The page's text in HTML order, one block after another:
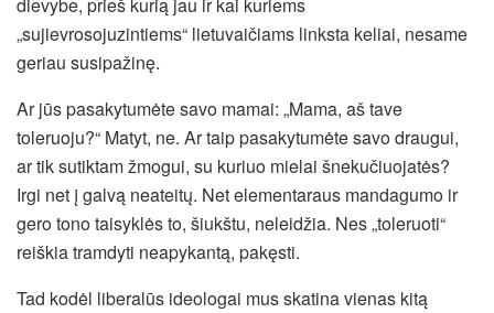
„sujievrosojuzintiems“ lietuvaičiams linksta keliai, nesame
geriau susipažinę.
Ar jūs pasakytumėte savo mamai: „Mama, aš tave
toleruoju?“ Matyt, ne. Ar taip pasakytumėte savo draugui,
ar tik sutiktam žmogui, su kuriuo mielai šnekučiuojatės?
Irgi net į galvą neateitų. Net elementaraus mandagumo ir
gero tono taisyklės to, šiukštu, neleidžia. Nes „toleruoti“
reiškia tramdyti neapykantą, pakęsti.
Tad kodėl liberalūs ideologai mus skatina vienas kitą